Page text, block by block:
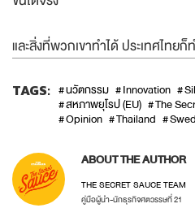
และสิ่งที่พวกเขาทำได้ ประเทศไทยก็
TAGS: นวัตกรรม Innovation
สหภาพยุโรป (EU)
The
Opinion
Thailand
ABOUT THE AUTHOR
THE SECRET SAUCE TEAM
คู่มือผู้นำ-นักธุรกิจศตวรรษที่ 21